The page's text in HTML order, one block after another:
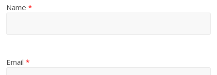
Name*
Email*